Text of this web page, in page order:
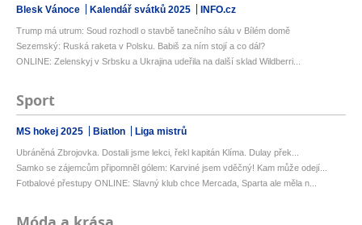
Blesk Vánoce Kalendář svátků 2025 INFO.cz
Trump má utrum: Soud rozhodl o stavbě tanečního sálu v Bílém domě
Sezemský: Ruská raketa v Polsku. Babiš za ním stojí a co dál?
ONLINE: Zelenskyj v Srbsku a Ukrajina udeřila na další sklad Wildberri...
Sport
MS hokej 2025 Biatlon Liga mistrů
Ubráněná Zbrojovka. Dostali jsme lekci, řekl kapitán Klíma. Dulay přek...
Samko se zájemcům připomněl gólem: Karviné jsem vděčný! Kam může odejí...
Fotbalové přestupy ONLINE: Slavný klub chce Mercada, Sparta ale měla n...